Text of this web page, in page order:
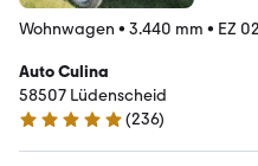
Wohnwagen • 3.440 mm • EZ
Auto Culina
58507 Lüdenscheid
4.9 Sterne
(236)